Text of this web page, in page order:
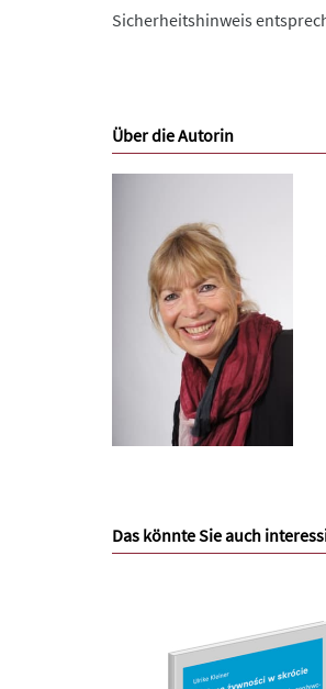
Sicherheitshinweis
Über die Autorin
Das könnte Sie auch